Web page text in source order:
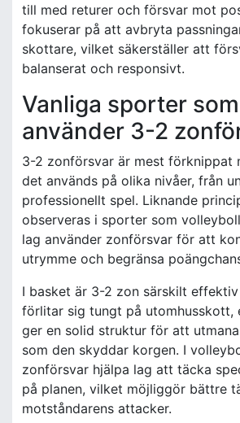
till med returer och försvar mot
fokuserar på att avbryta
skottare, vilket säkerställer att
balanserat och responsivt.
Vanliga sporter som
använder 3-2
3-2 zonförsvar är mest förknippat
det används på olika nivåer, från
professionellt spel. Liknande
observeras i sporter som
lag använder zonförsvar för att
utrymme och begränsa
I basket är 3-2 zon särskilt
förlitar sig tungt på utomhusskott,
ger en solid struktur för att
som den skyddar korgen. I
zonförsvar hjälpa lag att täcka
på planen, vilket möjliggör bättre
motståndarens attacker.